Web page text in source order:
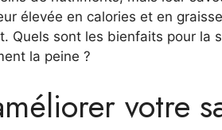
élevée en calories et en
Quels sont les bienfaits pour la
la peine ?
votre